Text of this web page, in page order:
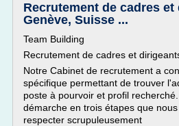
Recrutement de cadres et
Genève, Suisse ...
Team Building
Recrutement de cadres et
Notre Cabinet de recrutement a
spécifique permettant de trouver
poste à pourvoir et profil
démarche en trois étapes que
respecter scrupuleusement